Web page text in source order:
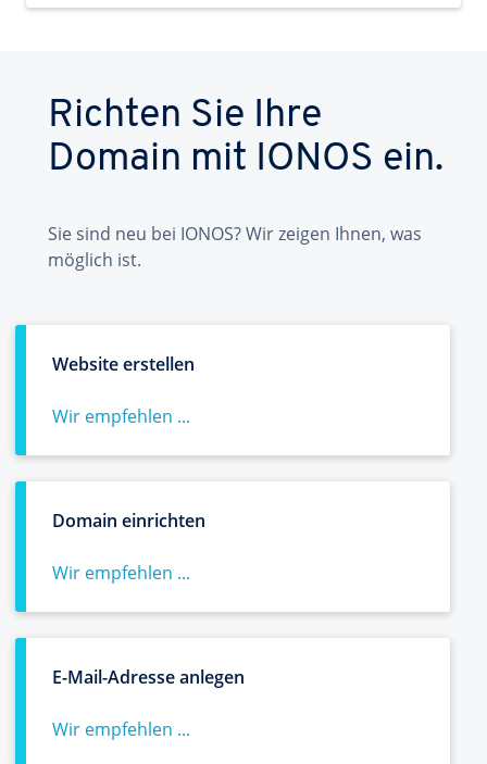
Richten Sie Ihre
Domain mit IONOS ein.
Sie sind neu bei IONOS? Wir zeigen Ihnen, was
möglich ist.
Website erstellen
Wir empfehlen ...
Domain einrichten
Wir empfehlen ...
E-Mail-Adresse anlegen
Wir empfehlen ...